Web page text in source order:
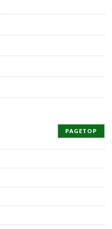
PAGETOP